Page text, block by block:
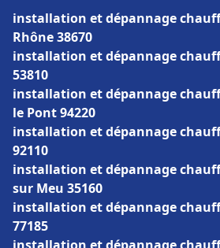
installation et dépannage
Rhône 38670
installation et dépannage
53810
installation et dépannage
le Pont 94220
installation et dépannage
92110
installation et dépannage
sur Meu 35160
installation et dépannage
77185